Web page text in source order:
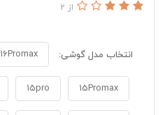
از 2
انتخاب مدل گوشی: 16Promax
15Promax
15pro